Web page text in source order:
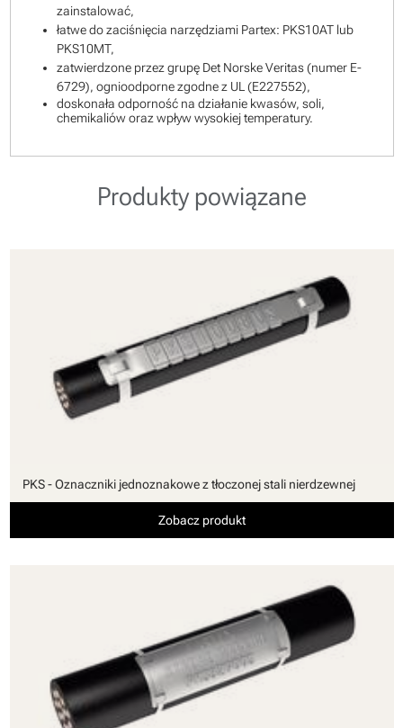
zainstalować,
łatwe do zaciśnięcia narzędziami Partex: PKS10AT lub
PKS10MT,
zatwierdzone przez grupę Det Norske Veritas (numer E-
6729), ognioodporne zgodne z UL (E227552),
doskonała odporność na działanie kwasów, soli,
chemikaliów oraz wpływ wysokiej temperatury.
Produkty powiązane
PKS - Oznaczniki jednoznakowe z tłoczonej stali nierdzewnej
Zobacz produkt